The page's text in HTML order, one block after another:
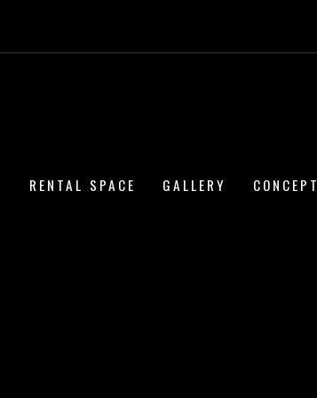
RENTAL SPACE GALLERY CONCEPT